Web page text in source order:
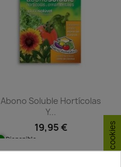
Abono Soluble Hortícolas
Y...
19,95 €
Disponible